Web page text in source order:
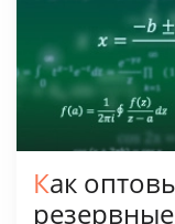
Как оптовые закупки влияют на